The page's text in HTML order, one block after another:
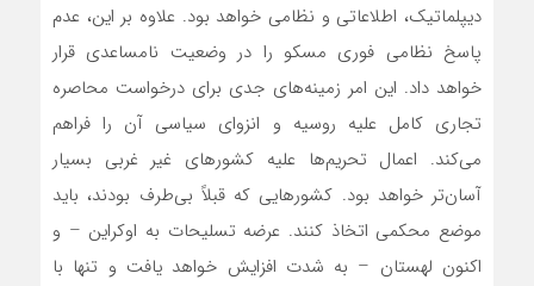
دیپلماتیک، اطلاعاتی و نظامی خواهد بود. علاوه بر این، عدم
پاسخ نظامی فوری مسکو را در وضعیت نامساعدی قرار
خواهد داد. این امر زمینه‌های جدی برای درخواست محاصره
تجاری کامل علیه روسیه و انزوای سیاسی آن را فراهم‌
می‌کند. اعمال تحریم‌ها علیه کشورهای غیر غربی بسیار
آسان‌تر خواهد بود. کشورهایی که قبلاً بی‌طرف بودند، باید
موضع محکمی اتخاذ کنند. عرضه تسلیحات به اوکراین – و
اکنون لهستان – به شدت افزایش خواهد یافت و تنها با